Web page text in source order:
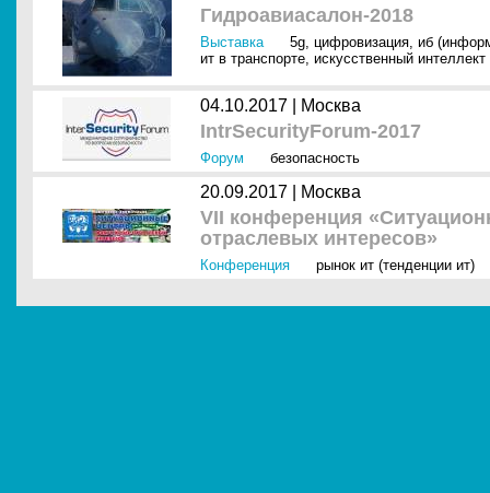
Гидроавиасалон-2018
Выставка 5g, цифровизация, иб
ит в транспорте, искусственный интеллект
04.10.2017 | Москва
IntrSecurityForum-2017
Форум безопасность
20.09.2017 | Москва
VII конференция
отраслевых интересов»
Конференция рынок ит (тенденции ит)